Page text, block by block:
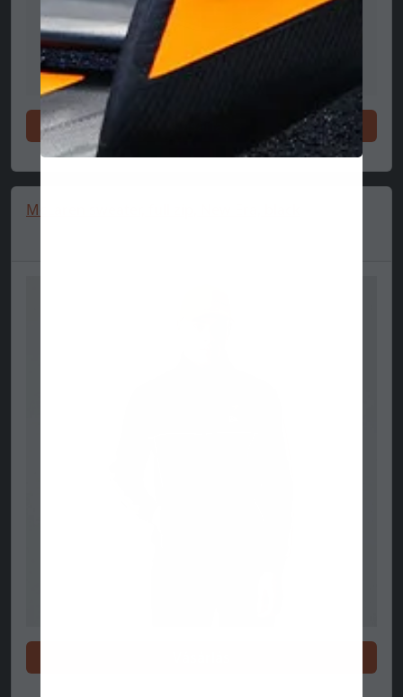
McLaren sweater, full zip, New Era, black